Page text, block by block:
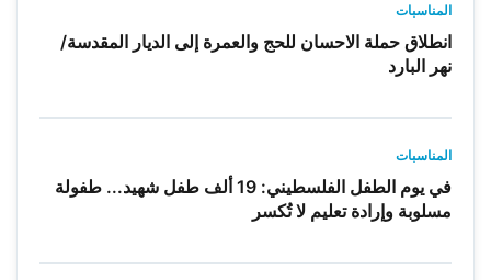
المناسبات
انطلاق حملة الاحسان للحج والعمرة إلى الديار المقدسة/
نهر البارد
المناسبات
في يوم الطفل الفلسطيني: 19 ألف طفل شهيد... طفولة
مسلوبة وإرادة تعليم لا تُكسر